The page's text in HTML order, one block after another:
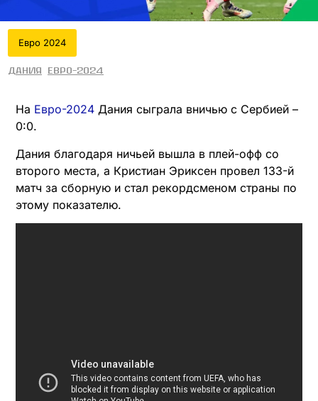
Евро 2024
Дания Евро-2024
На Евро-2024 Дания сыграла вничью с Сербией –
0:0.
Дания благодаря ничьей вышла в плей-офф со
второго места, а Кристиан Эриксен провел 133-й
матч за сборную и стал рекордсменом страны по
этому показателю.